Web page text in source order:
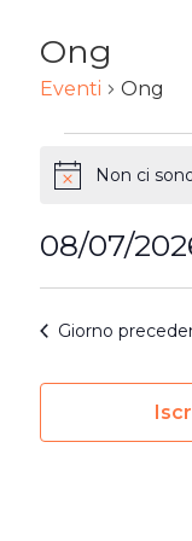
Ong
Eventi Ong
EVENTI
FOR
7
AGOSTO
2026
NoticeNon ci
08/07/
Seleziona
la Giorno